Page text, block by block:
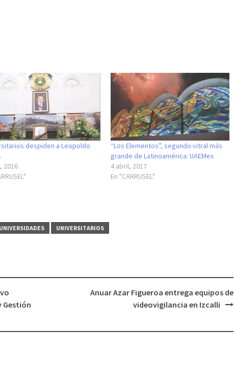
despiden a Leopoldo
2016
“Los Elementos”, segundo vitral más
grande de Latinoamérica: UAEMex
4 abril, 2017
En "CARRUSEL"
UNIVERSIDADES UNIVERSITARIOS
Gestión
Anuar Azar Figueroa entrega equipos de
videovigilancia en Izcalli